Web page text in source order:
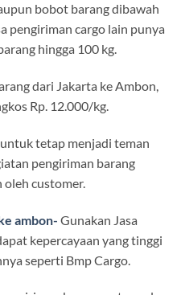
bobot barang dibawah
pengiriman cargo lain punya
hingga 100 kg.
dari Jakarta ke Ambon,
Rp. 12.000/kg.
tetap menjadi teman
pengiriman barang
oleh customer.
ambon- Gunakan Jasa
kepercayaan yang tinggi
seperti Bmp Cargo.